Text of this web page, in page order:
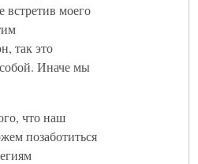
встретив моего
так это
собой. Иначе мы
что наш
позаботиться